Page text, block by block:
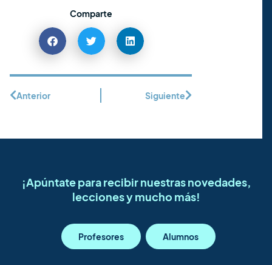
Comparte
Anterior Siguiente
¡Apúntate para recibir nuestras novedades,
lecciones y mucho más!
Profesores Alumnos